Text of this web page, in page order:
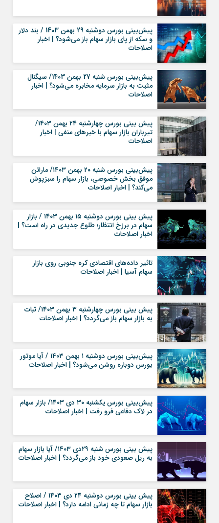
پیش‌بینی بورس دوشنبه 29 بهمن 1403 / بند دلار
و سکه از پای بازار سهام باز می‌شود؟ | اخبار
اصلاحات
پیش‌بینی بورس شنبه 27 بهمن 1403/ سیگنال
مثبت به بازار سرمایه مخابره می‌شود؟ | اخبار
اصلاحات
پیش بینی بورس چهارشنبه ۲۴ بهمن ۱۴۰۳/
تیرباران بازار سهام با خبرهای منفی | اخبار
اصلاحات
پیش‌بینی بورس شنبه ۲۰ بهمن ۱۴۰۳/ ماراتن
موفق بخش خصوصی، بازار سهام را سبزپوش
می‌کند؟ | اخبار اصلاحات
پیش بینی بورس دوشنبه ۱۵ بهمن ۱۴۰۳ / بازار
سهام در برزخ انتظار؛ طلوع جدیدی در راه است؟ |
اخبار اصلاحات
تاثیر داده‌های اقتصادی کره جنوبی روی بازار
سهام آسیا | اخبار اصلاحات
پیش بینی بورس چهارشنبه ۳ بهمن ۱۴۰۳/ ثبات
به بازار سهام باز می‌گردد؟ | اخبار اصلاحات
پیش‌بینی بورس دوشنبه ۱ بهمن ۱۴۰۳ / آیا موتور
بورس دوباره روشن می‌شود؟ | اخبار اصلاحات
پیش‌بینی بورس یکشنبه ۳۰ دی ۱۴۰۳/ بازار سهام
در لاک دفاعی فرو رفت | اخبار اصلاحات
پیش بینی بورس شنبه ۲۹دی ۱۴۰۳/ آیا بازار سهام
به ریل صعودی خود باز می‌گردد؟ | اخبار اصلاحات
پیش بینی بورس دوشنبه ۲۴ دی ۱۴۰۳ / اصلاح
بازار سهام تا چه زمانی ادامه دارد؟ | اخبار اصلاحات